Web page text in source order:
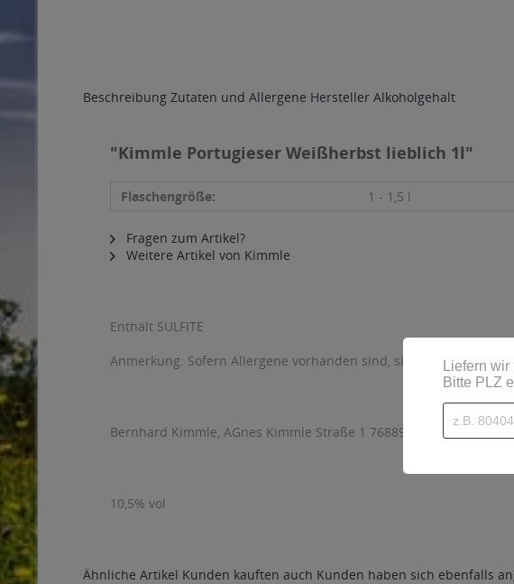
Beschreibung Zutaten und Allergene Hersteller Alkoholgehalt
"Kimmle Portugieser Weißherbst lieblich 1l"
Flaschengröße: 1 - 1,5 l
Fragen zum Artikel?
Weitere Artikel von Kimmle
Enthält SULFITE
Anmerkung: Sofern Allergene vorhanden sind, sind diese mittels
Bernhard Kimmle, AGnes Kimmle Straße 1 76889 Kapellen-
10,5% vol
Ähnliche Artikel Kunden kauften auch Kunden haben sich ebenfalls